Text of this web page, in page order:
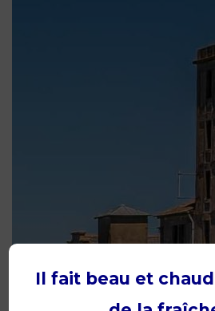
Il fait beau et